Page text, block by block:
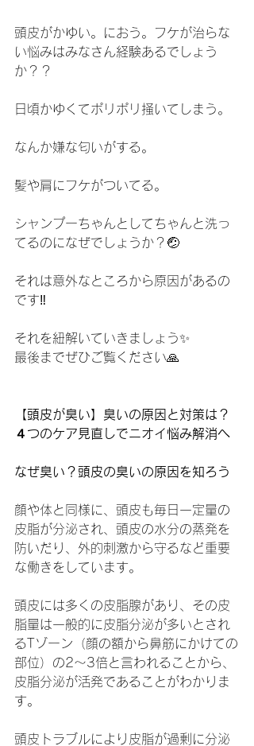
頭皮がかゆい。におう。フケが治らな
い悩みはみなさん経験あるでしょう
か？？
日頃かゆくてポリポリ掻いてしまう。
なんか嫌な匂いがする。
髪や肩にフケがついてる。
シャンプーちゃんとしてちゃんと洗っ
てるのになぜでしょうか？🤕
それは意外なところから原因があるの
です‼️
それを紐解いていきましょう✨
最後までぜひご覧ください🙏
【頭皮が臭い】臭いの原因と対策は？
４つのケア見直しでニオイ悩み解消へ
なぜ臭い？頭皮の臭いの原因を知ろう
顔や体と同様に、頭皮も毎日一定量の
皮脂が分泌され、頭皮の水分の蒸発を
防いだり、外的刺激から守るなど重要
な働きをしています。
頭皮には多くの皮脂腺があり、その皮
脂量は一般的に皮脂分泌が多いとされ
るTゾーン（顔の額から鼻筋にかけての
部位）の2～3倍と言われることから、
皮脂分泌が活発であることがわかりま
す。
頭皮トラブルにより皮脂が過剰に分泌